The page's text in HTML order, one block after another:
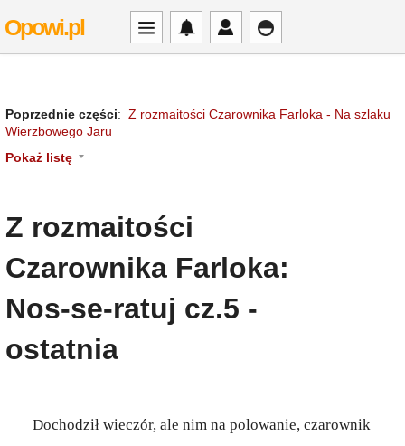
Opowi.pl
Poprzednie części: Z rozmaitości Czarownika Farloka - Na szlaku
Wierzbowego Jaru
Pokaż listę
Z rozmaitości
Czarownika Farloka:
Nos-se-ratuj cz.5 -
ostatnia
Dochodził wieczór, ale nim na polowanie, czarownik